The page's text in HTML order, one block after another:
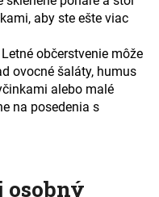
aby ste ešte viac
Letné občerstvenie môže
ovocné šaláty, humus
alebo malé
na posedenia s
osobný